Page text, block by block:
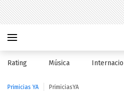
Rating Música
Primicias YA PrimiciasYA